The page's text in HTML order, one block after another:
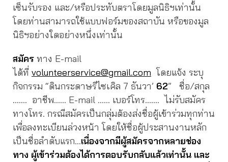
เซ็นรับรอง และ/หรือประทับตราโดยมูลนิธิฯเท่านั้น
โดยท่านสามารถใช้แบบฟอร์มของสถาบัน หรือของมูล
นิธิฯอย่างใดอย่างหนึ่งเท่านั้น
สมัคร ทาง E-mail
ได้ที่ volunteerservice@gmail.com โดยแจ้ง ระบุ
กิจกรรม “ดินกระดาษรีไซเคิล 7 ธันวา’ 62” ชื่อ/สกุล
……. อาชีพ…… E-mail …… เบอร์โทร……. ไม่รับสมัคร
ทางโทร. กรณีสมัครเป็นกลุ่มต้องส่งชื่อผู้เข้าร่วมทุกท่าน
เพื่อลงทะเบียนล่วงหน้า โดยให้ชื่อผู้ประสานงานหลัก
เป็นชื่อลำดับแรก…เนื่องจากมีผู้สมัครจากหลายช่อง
ทาง ผู้เข้าร่วมต้องได้การตอบรับกลับแล้วเท่านั้น และ